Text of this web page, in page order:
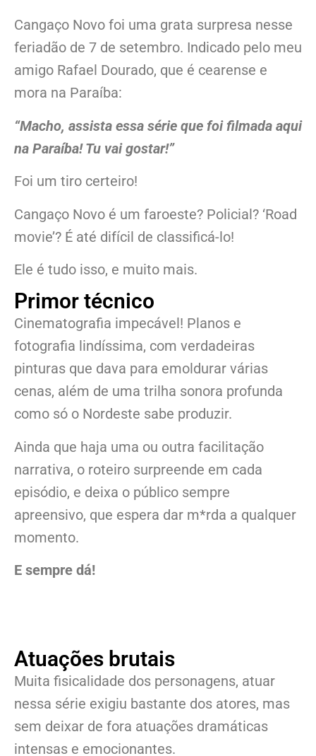
Cangaço Novo foi uma grata surpresa nesse
feriadão de 7 de setembro. Indicado pelo meu
amigo Rafael Dourado, que é cearense e
mora na Paraíba:
“Macho, assista essa série que foi filmada aqui
na Paraíba! Tu vai gostar!”
Foi um tiro certeiro!
Cangaço Novo é um faroeste? Policial? ‘Road
movie’? É até difícil de classificá-lo!
Ele é tudo isso, e muito mais.
Primor técnico
Cinematografia impecável! Planos e
fotografia lindíssima, com verdadeiras
pinturas que dava para emoldurar várias
cenas, além de uma trilha sonora profunda
como só o Nordeste sabe produzir.
Ainda que haja uma ou outra facilitação
narrativa, o roteiro surpreende em cada
episódio, e deixa o público sempre
apreensivo, que espera dar m*rda a qualquer
momento.
E sempre dá!
Atuações brutais
Muita fisicalidade dos personagens, atuar
nessa série exigiu bastante dos atores, mas
sem deixar de fora atuações dramáticas
intensas e emocionantes.